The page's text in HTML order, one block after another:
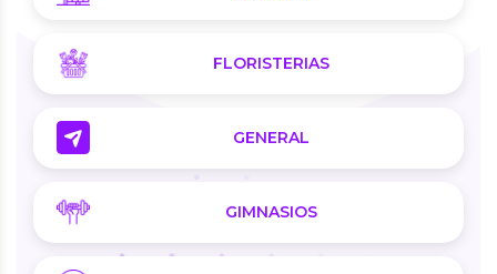
FLORISTERIAS
GENERAL
GIMNASIOS